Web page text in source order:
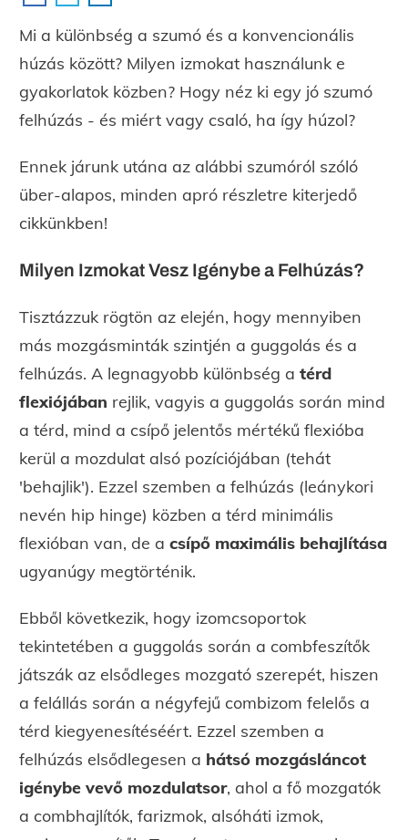
Mi a különbség a szumó és a konvencionális
húzás között? Milyen izmokat használunk e
gyakorlatok közben? Hogy néz ki egy jó szumó
felhúzás - és miért vagy csaló, ha így húzol?
Ennek járunk utána az alábbi szumóról szóló
über-alapos, minden apró részletre kiterjedő
cikkünkben!
Milyen Izmokat Vesz Igénybe a Felhúzás?
Tisztázzuk rögtön az elején, hogy mennyiben
más mozgásminták szintjén a guggolás és a
felhúzás. A legnagyobb különbség a térd
flexiójában rejlik, vagyis a guggolás során mind
a térd, mind a csípő jelentős mértékű flexióba
kerül a mozdulat alsó pozíciójában (tehát
'behajlik'). Ezzel szemben a felhúzás (leánykori
nevén hip hinge) közben a térd minimális
flexióban van, de a csípő maximális behajlítása
ugyanúgy megtörténik.
Ebből következik, hogy izomcsoportok
tekintetében a guggolás során a combfeszítők
játszák az elsődleges mozgató szerepét, hiszen
a felállás során a négyfejű combizom felelős a
térd kiegyenesítéséért. Ezzel szemben a
felhúzás elsődlegesen a hátsó mozgásláncot
igénybe vevő mozdulatsor, ahol a fő mozgatók
a combhajlítók, farizmok, alsóháti izmok,